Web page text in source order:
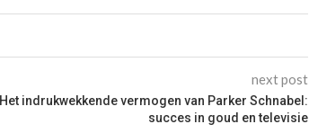
next post
Het indrukwekkende vermogen van Parker Schnabel:
succes in goud en televisie